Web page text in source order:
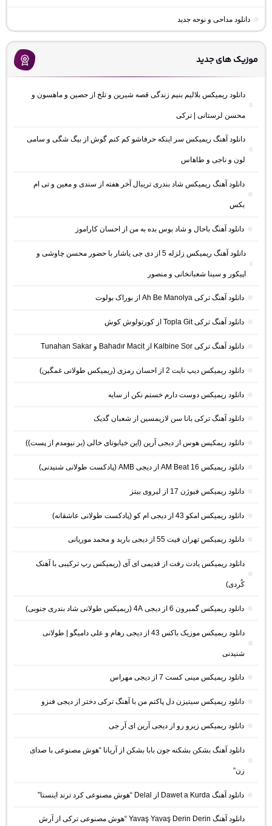
دانلود مداحی و نوحه جدید
موزیک های جدید
دانلود ریمیکس بلالیم بنیم زندگی قصه شیرین و تلخ از حصین و ماهسون و
محسن لرستانی | ترکی
دانلود آهنگ ریمیکس سر اینکه حرفاشو کم کنم گوش از بیگ شگی و سامی
لون و ناجی و طاهاس
دانلود آهنگ ریمیکس شاد بندری تریبال آخر هفته از سندی و معین و تی ام
بکس
دانلود آهنگ باحال و شاد بوس بده به من از احسان کاراموز
دانلود آهنگ ریمیکس زلزله 5 از دی جی یاشار با حضور محسن چاوشی و
اپیکور و سینا شعبانخانی و منصور
دانلود آهنگ ترکی Ah Be Manolya از بوراک بولوت
دانلود آهنگ ترکی Topla Git از کورتولوش کوش
دانلود آهنگ ترکی Kalbine Sor از Bahadır Macit و Tunahan Sakar
دانلود ریمیکس دیپ نایت 2 از احسان رمزی (ریمیکس طولانی غمگین)
دانلود ریمیکس دوست دارم خستم نکن از سایه
دانلود آهنگ ترکی بانا سن لازیمسین از شعبان گدیک
دانلود ریمکیس هوس از دیجی آرین (این خیابونای خالی (بر نیومدم از پست))
دانلود ریمیکس AM Beat 16 از دیجی AMB (پادکست طولانی شنیدنی)
دانلود ریمیکس فیوژن 17 از لیروی بیتز
دانلود ریمیکس امکو 43 از دیجی ام کو (پادکست طولانی عاشقانه)
دانلود ریمیکس تهران فیت 55 از دیجی باربد و محمد موریانی
دانلود ریمیکس یادت رفت از قدیمی ای آی (ریمیکس رپ ترکیبی با آهنک
کُردی)
دانلود ریمیکس گمبرون 6 از دیجی 4A (ریمیکس طولانی شاد بندری جنوبی)
دانلود ریمیکس موزیک باکس 43 از دیجی رهام و علی دامیگو | طولانی
شنیدنی
دانلود ریمیکس مینی کست 7 از دیجی مهراس
دانلود ریمیکس سیتیزن دل پاکتم من با آهنگ ترکی دختر از دیجی فنزو
دانلود ریمیکس زیرو رو از دیجی آرین ای آر جی
دانلود آهنگ بشکن بشکنه جون بابا بشکن از آریانا “هوش مصنوعی با صدای
زن”
دانلود آهنگ Dawet a Kurda از Delal “هوش مصنوعی کرد ترند اینستا”
دانلود آهنگ Yavaş Yavaş Derin Derin “هوش مصنوعی ترکی از آرش